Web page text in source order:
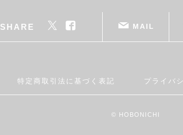
SHARE MAIL
特定商取引法に基づく表記 プライバ
© HOBONICHI